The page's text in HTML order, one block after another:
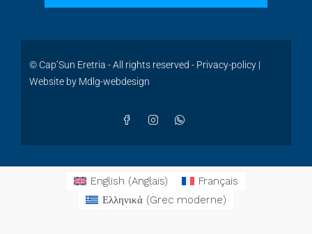
© Cap’Sun Eretria - All rights reserved - Privacy-policy |
Website by Mdlg-webdesign
English (Anglais)
Français
Ελληνικά (Grec moderne)